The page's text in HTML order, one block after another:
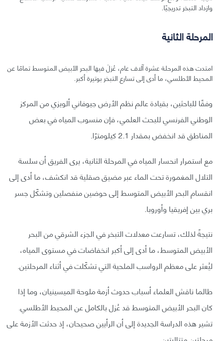
وازداد التبخر تدريجيًا.
المرحلة الثانية
امتدت هذه المرحلة عشرة آلاف عام، عُزلَ فيها البحر الأبيض المتوسط تمامًا عن
المحيط الأطلسي، ما أدى إلى تسارع التبخر بوتيرة أكبر.
وفقًا للباحثين، بقيادة عالم نظم الأرض جيوفاني ألويزي من المركز
الوطني الفرنسي للبحث العلمي، فإن منسوب المياه في بعض
المناطق قد انخفض بمقدار 2.1 كيلومترًا.
مع استمرار انحسار المياه في المرحلة الثانية، يرى الفريق أن سلسة
التلال المغمورة تحت الماء عبر مضيق صقلية قد انكشف، ما أدى إلى
انقسام البحر الأبيض المتوسط إلى حوضين منفصلين وتشكّل جسر
بري بين إفريقيا وأوروبا.
نتيجةً لذلك، تسارعت معدلات التبخر في الجزء الشرقي من البحر
الأبيض المتوسط، ما أدى إلى أكبر انخفاضات في مستوى المياه،
ليُعثر على معظم الرواسب الملحية التي تشكّلت في أثناء المرحلتين.
طالما ناقش العلماء أسباب حدوث أزمة ملوحة الميسينيان، وما إذا
كان البحر الأبيض المتوسط قد عُزل بالكامل عن المحيط الأطلسي.
تشير هذه الدراسة الجديدة إلى أن الرأيين صحيحان، إذ حدثت الأزمة على